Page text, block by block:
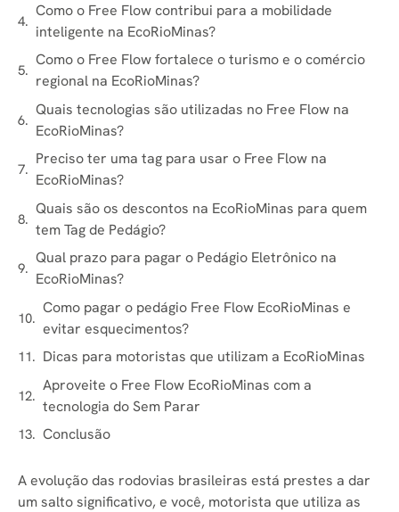
Como o Free Flow contribui para a mobilidade
inteligente na EcoRioMinas?
Como o Free Flow fortalece o turismo e o comércio
regional na EcoRioMinas?
Quais tecnologias são utilizadas no Free Flow na
EcoRioMinas?
Preciso ter uma tag para usar o Free Flow na
EcoRioMinas?
Quais são os descontos na EcoRioMinas para quem
tem Tag de Pedágio?
Qual prazo para pagar o Pedágio Eletrônico na
EcoRioMinas?
Como pagar o pedágio Free Flow EcoRioMinas e
evitar esquecimentos?
Dicas para motoristas que utilizam a EcoRioMinas
Aproveite o Free Flow EcoRioMinas com a
tecnologia do Sem Parar
Conclusão
A evolução das rodovias brasileiras está prestes a dar
um salto significativo, e você, motorista que utiliza as